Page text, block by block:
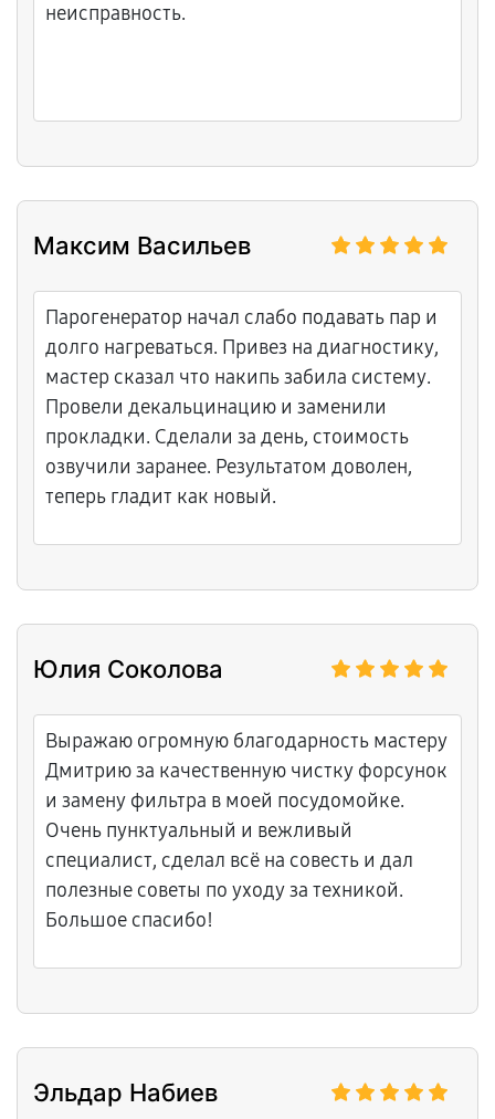
неисправность.
Максим Васильев
Парогенератор начал слабо подавать пар и
долго нагреваться. Привез на диагностику,
мастер сказал что накипь забила систему.
Провели декальцинацию и заменили
прокладки. Сделали за день, стоимость
озвучили заранее. Результатом доволен,
теперь гладит как новый.
Юлия Соколова
Выражаю огромную благодарность мастеру
Дмитрию за качественную чистку форсунок
и замену фильтра в моей посудомойке.
Очень пунктуальный и вежливый
специалист, сделал всё на совесть и дал
полезные советы по уходу за техникой.
Большое спасибо!
Эльдар Набиев